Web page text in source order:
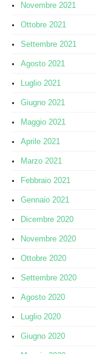
Novembre 2021
Ottobre 2021
Settembre 2021
Agosto 2021
Luglio 2021
Giugno 2021
Maggio 2021
Aprile 2021
Marzo 2021
Febbraio 2021
Gennaio 2021
Dicembre 2020
Novembre 2020
Ottobre 2020
Settembre 2020
Agosto 2020
Luglio 2020
Giugno 2020